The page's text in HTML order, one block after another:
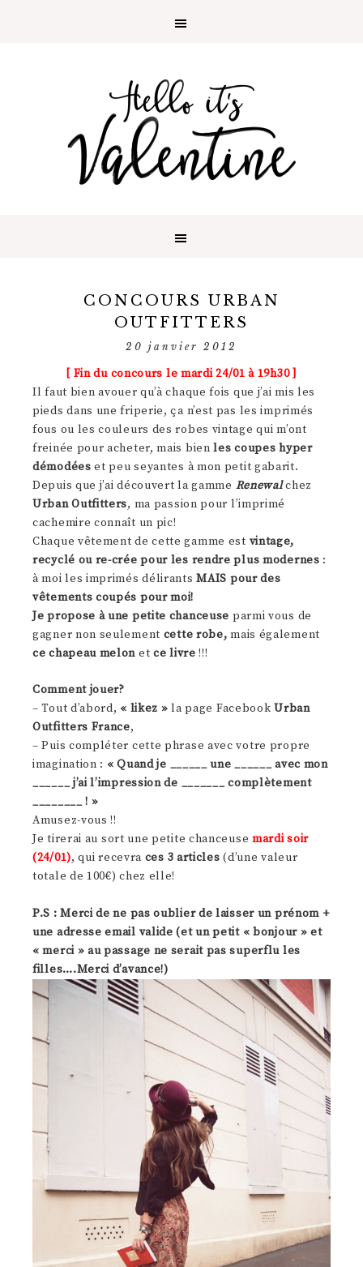
CONCOURS URBAN
OUTFITTERS
20 janvier 2012
[ Fin du concours le mardi 24/01 à 19h30 ]
Il faut bien avouer qu’à chaque fois que j’ai mis les
pieds dans une friperie, ça n’est pas les imprimés
fous ou les couleurs des robes vintage qui m’ont
freinée pour acheter, mais bienles coupes hyper
démodées et peu seyantes à mon petit gabarit.
Depuis que j’ai découvert la gamme Renewalchez
Urban Outfitters, ma passion pour l’imprimé
cachemire connaît un pic!
Chaque vêtement de cette gamme est vintage,
recyclé ou re-crée pour les rendre plus modernes :
à moi les imprimés délirantsMAIS pour des
vêtements coupés pour moi!
Je propose à une petite chanceuse parmi vous de
gagner non seulement cette robe,mais également
ce chapeau melon etce livre !!!
Comment jouer?
– Tout d’abord, « likez » la page FacebookUrban
Outfitters France,
– Puis compléter cette phrase avec votre propre
imagination : « Quand je ______ une ______ avec mon
______ j’ai l’impression de _______ complètement
________ ! »
Amusez-vous !!
Je tirerai au sort une petite chanceuse mardi soir
(24/01), qui recevra ces 3 articles (d’une valeur
totale de 100€) chez elle!
P.S : Merci de ne pas oublier de laisser un prénom +
une adresse email valide (et un petit « bonjour » et
« merci » au passage ne serait pas superflu les
filles….Merci d’avance!)